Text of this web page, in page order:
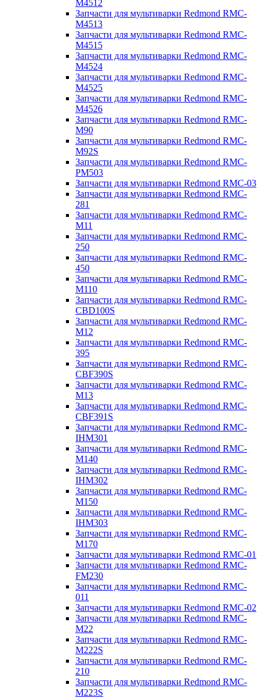
M4512
Запчасти для мультиварки Redmond RMC-
M4513
Запчасти для мультиварки Redmond RMC-
M4515
Запчасти для мультиварки Redmond RMC-
M4524
Запчасти для мультиварки Redmond RMC-
M4525
Запчасти для мультиварки Redmond RMC-
M4526
Запчасти для мультиварки Redmond RMC-
M90
Запчасти для мультиварки Redmond RMC-
M92S
Запчасти для мультиварки Redmond RMC-
PM503
Запчасти для мультиварки Redmond RMC-03
Запчасти для мультиварки Redmond RMC-
281
Запчасти для мультиварки Redmond RMC-
M11
Запчасти для мультиварки Redmond RMC-
250
Запчасти для мультиварки Redmond RMC-
450
Запчасти для мультиварки Redmond RMC-
M110
Запчасти для мультиварки Redmond RMC-
CBD100S
Запчасти для мультиварки Redmond RMC-
M12
Запчасти для мультиварки Redmond RMC-
395
Запчасти для мультиварки Redmond RMC-
CBF390S
Запчасти для мультиварки Redmond RMC-
M13
Запчасти для мультиварки Redmond RMC-
CBF391S
Запчасти для мультиварки Redmond RMC-
IHM301
Запчасти для мультиварки Redmond RMC-
M140
Запчасти для мультиварки Redmond RMC-
IHM302
Запчасти для мультиварки Redmond RMC-
M150
Запчасти для мультиварки Redmond RMC-
IHM303
Запчасти для мультиварки Redmond RMC-
M170
Запчасти для мультиварки Redmond RMC-01
Запчасти для мультиварки Redmond RMC-
FM230
Запчасти для мультиварки Redmond RMC-
011
Запчасти для мультиварки Redmond RMC-02
Запчасти для мультиварки Redmond RMC-
M22
Запчасти для мультиварки Redmond RMC-
M222S
Запчасти для мультиварки Redmond RMC-
210
Запчасти для мультиварки Redmond RMC-
M223S